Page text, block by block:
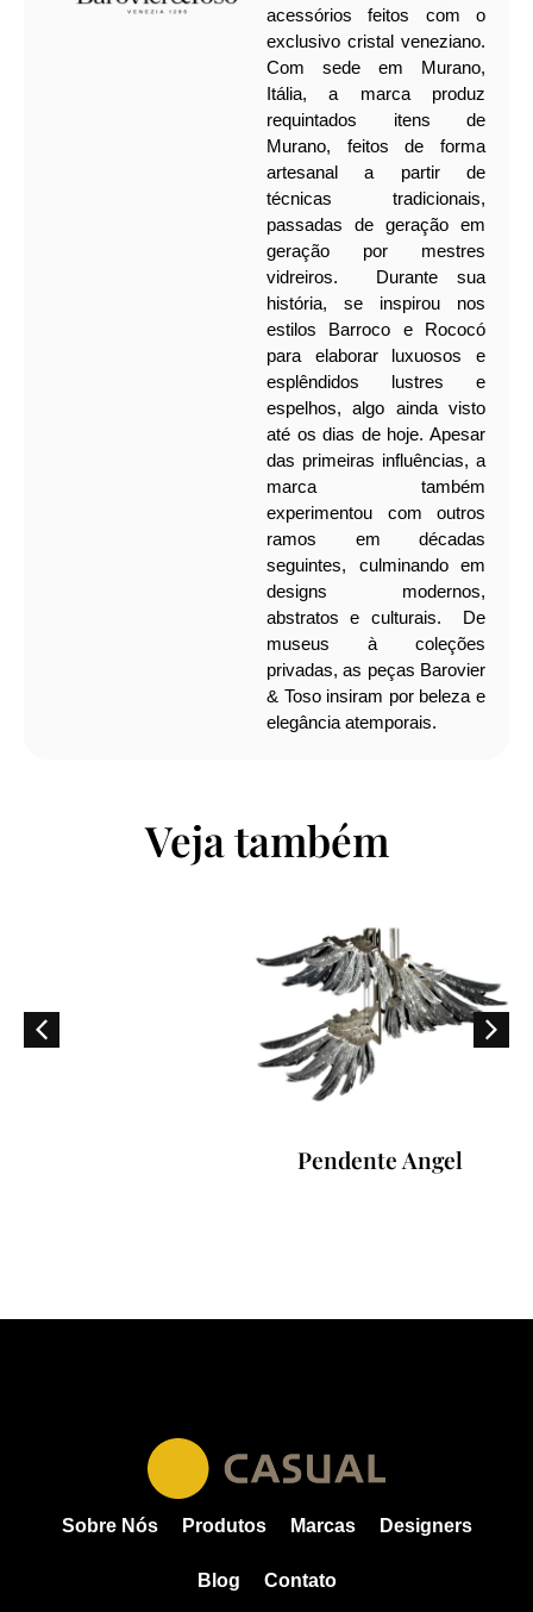
acessórios feitos com o
exclusivo cristal veneziano.
Com sede em Murano,
Itália, a marca produz
requintados itens de
Murano, feitos de forma
artesanal a partir de
técnicas tradicionais,
passadas de geração em
geração por mestres
vidreiros.
Durante sua
história, se inspirou nos
estilos Barroco e Rococó
para elaborar luxuosos e
esplêndidos lustres e
espelhos, algo ainda visto
até os dias de hoje. Apesar
das primeiras influências, a
marca também
experimentou com outros
ramos em décadas
seguintes, culminando em
designs modernos,
abstratos e culturais.
De
museus à coleções
privadas, as peças Barovier
& Toso insiram por beleza e
elegância atemporais.
Veja também
Pendente Angel
Sobre Nós Produtos Marcas Designers
Blog Contato